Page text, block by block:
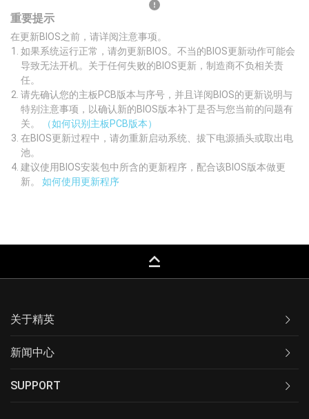
重要提示
在更新BIOS之前，请详阅注意事项。
如果系统运行正常，请勿更新BIOS。不当的BIOS更新动作可能会
导致无法开机。关于任何失败的BIOS更新，制造商不负相关责
任。
请先确认您的主板PCB版本与序号，并且详阅BIOS的更新说明与
特别注意事项，以确认新的BIOS版本补丁是否与您当前的问题有
关。
（如何识别主板PCB版本）
在BIOS更新过程中，请勿重新启动系统、拔下电源插头或取出电
池。
建议使用BIOS安装包中所含的更新程序，配合该BIOS版本做更
新。 如何使用更新程序
keyboard_capslock
关于精英
新闻中心
SUPPORT